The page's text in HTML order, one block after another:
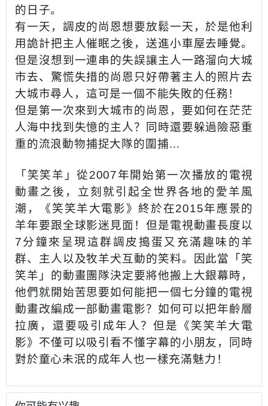
的日子。
有一天，調皮的尚恩想要放鬆一天，於是他利
用詭計把主人催眠之後，送進小車屋去睡覺。
但是沒想到一連串的失誤讓主人一路溜向大城
市去、驚慌失措的尚恩只好帶著主人的照片去
大城市尋人，這可是一個不能失敗的任務！
但是第一次來到大城市的尚恩，要如何在茫茫
人海中找到失憶的主人？同時還要躲過險惡重
重的流浪動物捕捉大隊的圍捕…
「笑笑羊」從2007年開始第一次播放的電視
動畫之後，立刻就引起全世界各地的愛羊風
潮，《笑笑羊大電影》終於在2015年應景的
羊年要跟全球影迷見面！但是電視動畫長度以
7分鐘來呈現這群調皮搗蛋又充滿趣味的羊
群、主人以及牧羊犬互動的笑料。因此當「笑
笑羊」的動畫團隊決定要將他搬上大銀幕時，
他們就開始苦思要如何能把一個七分鐘的電視
動畫改編成一部動畫電影？如何可以把年齡層
拉廣，還要吸引成年人？但是《笑笑羊大電
影》不僅可以吸引看不懂字幕的小朋友，同時
對於童心未泯的成年人也一樣充滿魅力！